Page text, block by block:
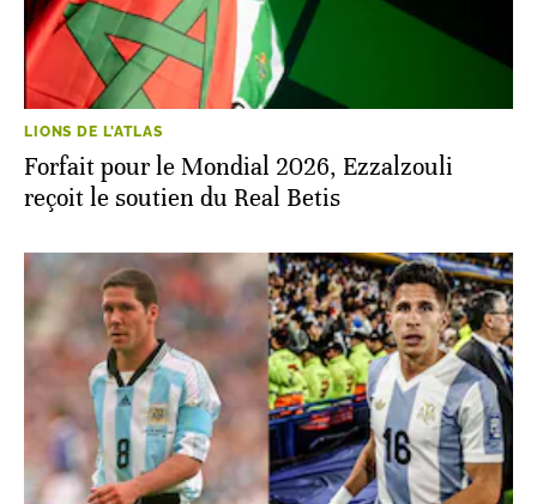
LIONS DE L'ATLAS
Forfait pour le Mondial 2026, Ezzalzouli
reçoit le soutien du Real Betis